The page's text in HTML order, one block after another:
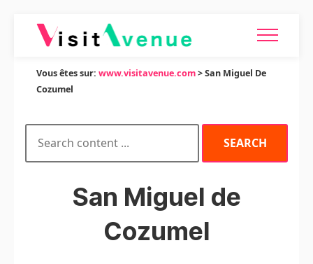
Vous êtes sur: www.visitavenue.com> San Miguel De
Cozumel
San Miguel de
Cozumel